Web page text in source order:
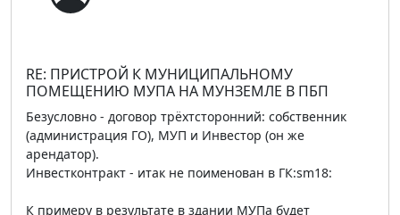
RE: ПРИСТРОЙ К МУНИЦИПАЛЬНОМУ
ПОМЕЩЕНИЮ МУПА НА МУНЗЕМЛЕ В ПБП
Безусловно - договор трёхтсторонний: собственник
(администрация ГО), МУП и Инвестор (он же
арендатор).
Инвестконтракт - итак не поименован в ГК:sm18:
К примеру в результате в здании МУПа будет